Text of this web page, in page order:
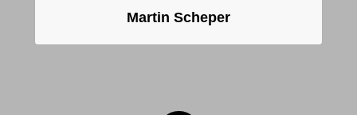
Martin Scheper